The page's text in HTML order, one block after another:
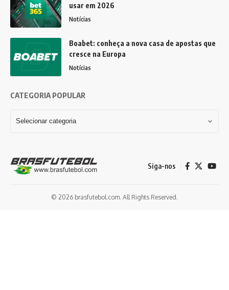
usar em 2026
Notícias
Boabet: conheça a nova casa de apostas que
cresce na Europa
Notícias
CATEGORIA POPULAR
Siga-nos
© 2026 brasfutebol.com. All Rights Reserved.